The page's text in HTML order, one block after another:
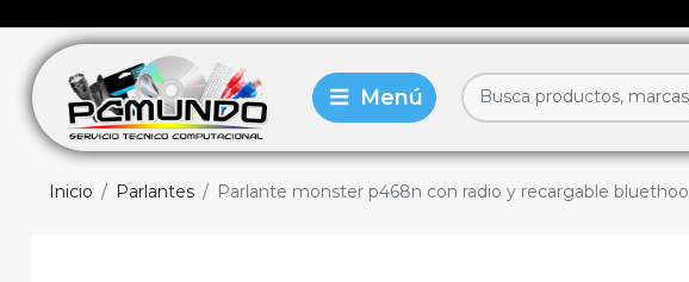
Inicio Parlantes Parlante monster p468n con radio y recargable bluethoo